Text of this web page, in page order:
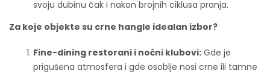
svoju dubinu čak i nakon brojnih ciklusa pranja.
Za koje objekte su crne hangle idealan izbor?
Fine-dining restorani i noćni klubovi: Gde je
prigušena atmosfera i gde osoblje nosi crne ili tamne